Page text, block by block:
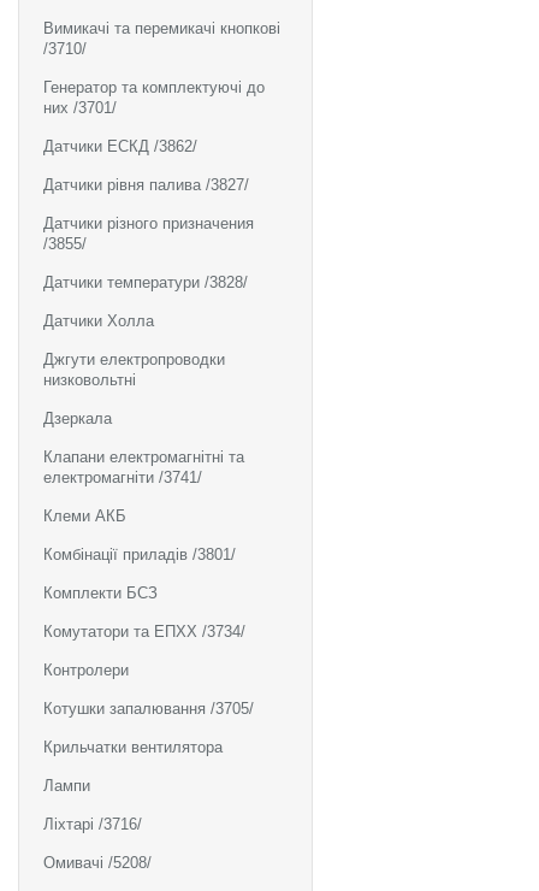
Вимикачі та перемикачі кнопкові
/3710/
Генератор та комплектуючі до
них /3701/
Датчики ЕСКД /3862/
Датчики рівня палива /3827/
Датчики різного призначения
/3855/
Датчики температури /3828/
Датчики Холла
Джгути електропроводки
низковольтні
Дзеркала
Клапани електромагнітні та
електромагніти /3741/
Клеми АКБ
Комбінації приладів /3801/
Комплекти БСЗ
Комутатори та ЕПХХ /3734/
Контролери
Котушки запалювання /3705/
Крильчатки вентилятора
Лампи
Ліхтарі /3716/
Омивачі /5208/